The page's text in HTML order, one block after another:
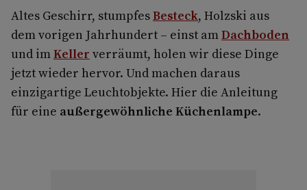
Altes Geschirr, stumpfesBesteck, Holzski aus
dem vorigen Jahrhundert – einst amDachboden
und imKeller verräumt, holen wir diese Dinge
jetzt wieder hervor. Und machen daraus
einzigartige Leuchtobjekte. Hier die Anleitung
für eine außergewöhnliche Küchenlampe.